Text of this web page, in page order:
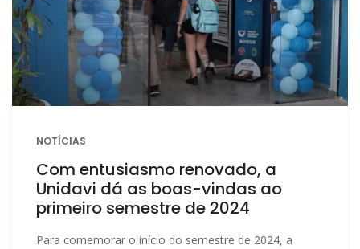
NOTÍCIAS
Com entusiasmo renovado, a
Unidavi dá as boas-vindas ao
primeiro semestre de 2024
Para comemorar o início do semestre de 2024, a